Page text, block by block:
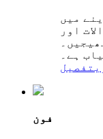
میں
اور
ہے۔
تفصیل
فون